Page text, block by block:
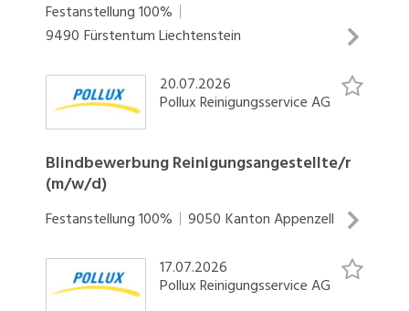
Festanstellung100%
9490 Fürstentum Liechtenstein
Wir suchen Blindbewerbung
Reinigungsangestellte/r (m/w/d) Fürstentum
Liechtenstein - Teilzeit - flexibel nach Vereinbarung
Die Pollux Reinigungsservice AG ist in der
Deutschschweiz und im Fürstentum Liechtenstein
ein bekanntes und führendes
Gebäudereinigungsunternehmen. Wir sind seit 40
Jahren erfolgreich in der Spezial-, Bau- und
Unterhaltsreinigung sowie im Bereich
INSERAT ANSEHEN
20.07.2026
Pollux Reinigungsservice AG
Blindbewerbung Reinigungsangestellte/r
(m/w/d)
Festanstellung100% 9050 Kanton Appenzell
Wir suchen Blindbewerbung
Reinigungsangestellte/r (m/w/d) Kanton Appenzell
17.07.2026
Pollux Reinigungsservice AG